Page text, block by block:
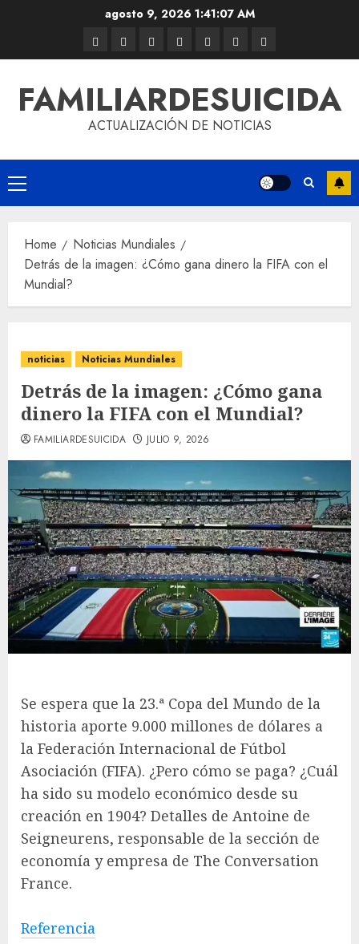
agosto 9, 2026 1:41:07 AM
FAMILIARDESUICIDA
ACTUALIZACIÓN DE NOTICIAS
Home
Noticias Mundiales
Detrás de la imagen: ¿Cómo gana dinero la FIFA con el
Mundial?
noticias Noticias Mundiales
Detrás de la imagen: ¿Cómo gana
dinero la FIFA con el Mundial?
FAMILIARDESUICIDA JULIO 9, 2026
Se espera que la 23.ª Copa del Mundo de la
historia aporte 9.000 millones de dólares a
la Federación Internacional de Fútbol
Asociación (FIFA). ¿Pero cómo se paga? ¿Cuál
ha sido su modelo económico desde su
creación en 1904? Detalles de Antoine de
Seigneurens, responsable de la sección de
economía y empresa de The Conversation
France.
Referencia